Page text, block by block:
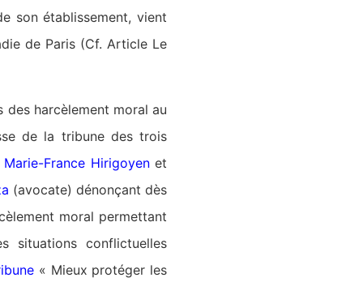
son établissement, vient
de Paris (Cf. Article Le
harcèlement moral au
de la tribune des trois
Marie-France Hirigoyenet
(avocate) dénonçant dès
moral permettant
situations conflictuelles
« Mieux protéger les